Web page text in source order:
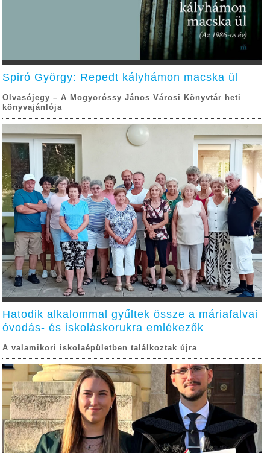
Spiró György: Repedt kályhámon macska ül
Olvasójegy – A Mogyoróssy János Városi Könyvtár heti
könyvajánlója
Hatodik alkalommal gyűltek össze a máriafalvai
óvodás- és iskoláskorukra emlékezők
A valamikori iskolaépületben találkoztak újra